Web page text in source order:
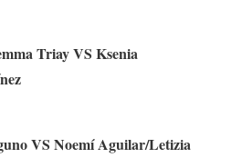
Triay VS Ksenia
VS Noemí Aguilar/Letizia